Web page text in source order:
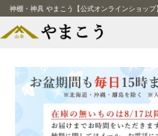
神棚・神具 やまこう【公式オンラインショップ】